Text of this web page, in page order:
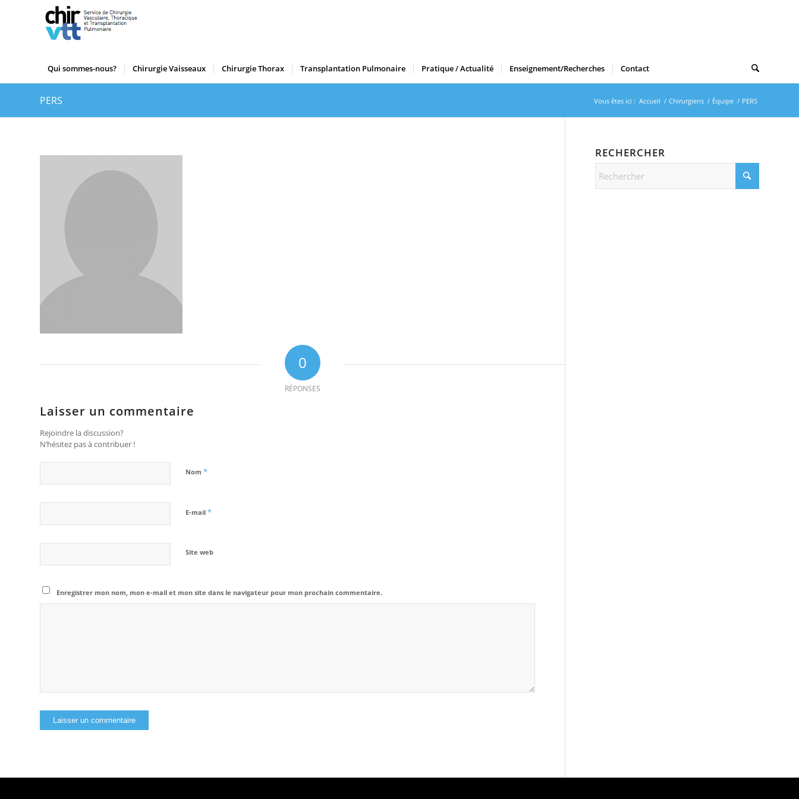
Qui sommes-nous? Chirurgie Vaisseaux Chirurgie Thorax Transplantation Pulmonaire Pratique / Actualité Enseignement/Recherches Contact
PERS Vous êtes ici : Accueil / Chirurgiens / Équipe / PERS
0
RÉPONSES
Laisser un commentaire
Rejoindre la discussion?
N’hésitez pas à contribuer !
Nom *
E-mail *
Site web
Enregistrer mon nom, mon e-mail et mon site dans le navigateur pour mon prochain commentaire.
RECHERCHER